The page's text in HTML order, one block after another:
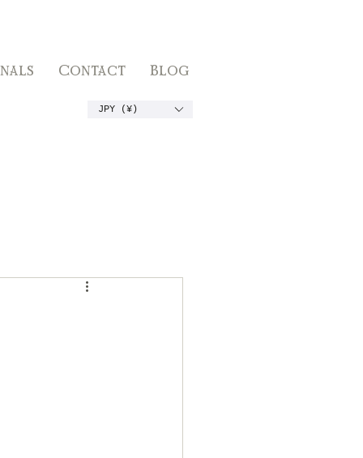
Contact Blog
JPY (¥)